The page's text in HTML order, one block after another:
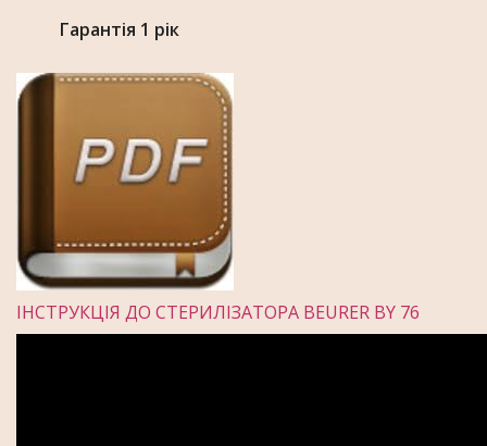
Гарантія 1 рік
ІНСТРУКЦІЯ ДО СТЕРИЛІЗАТОРА BEURER BY 76